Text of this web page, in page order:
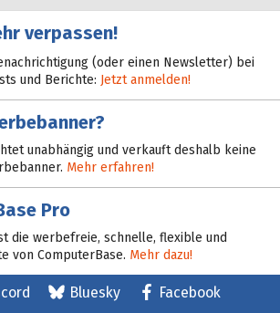
verpassen!
(oder einen Newsletter) bei
und Berichte: Jetzt anmelden!
unabhängig und verkauft deshalb keine
Mehr erfahren!
Pro
die werbefreie, schnelle, flexible und
von ComputerBase. Mehr dazu!
Bluesky Facebook